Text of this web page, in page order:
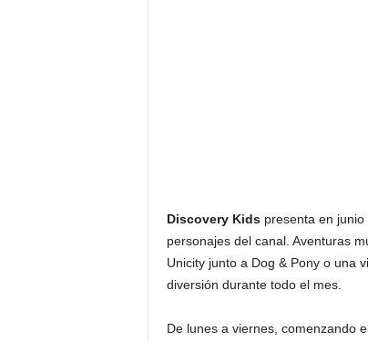
Discovery Kidspresenta en junio
personajes del canal. Aventuras
Unicity junto a Dog & Pony o una
diversión durante todo el mes.
De lunes a viernes, comenzando